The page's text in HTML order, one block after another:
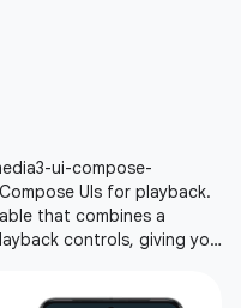
ui-compose-
UIs for playback.
that combines a
controls, giving you